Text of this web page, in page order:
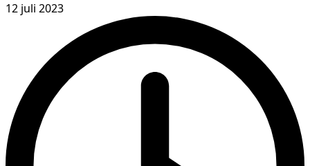
12 juli 2023